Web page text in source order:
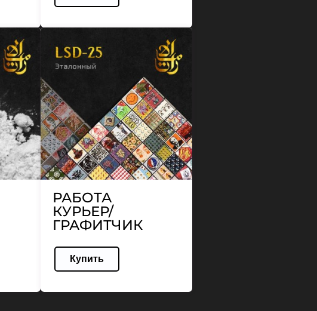
РАБОТА
КУРЬЕР/
ГРАФИТЧИК
Купить